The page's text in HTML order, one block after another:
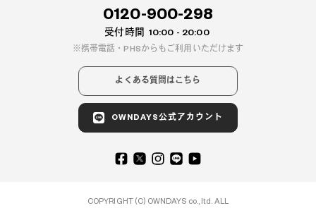
0120-900-298
受付時間 10:00 - 20:00
携帯電話・PHSからもご利用いただけます
よくある質問はこちら
OWNDAYS公式アカウント
COPYRIGHT (C) OWNDAYS co., ltd. ALL